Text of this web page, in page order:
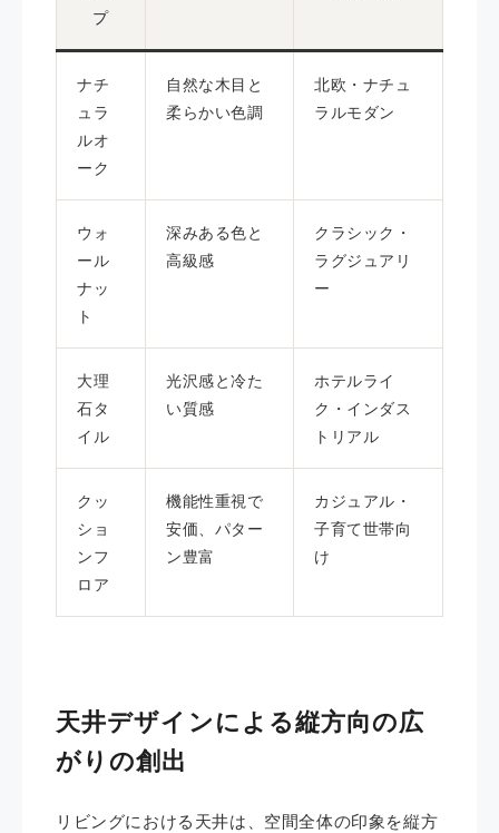
プ
ナチ
ュラ
ルオ
ーク
自然な木目と
柔らかい色調
北欧・ナチュ
ラルモダン
ウォ
ール
ナッ
ト
深みある色と
高級感
クラシック・
ラグジュアリ
ー
大理
石タ
イル
光沢感と冷た
い質感
ホテルライ
ク・インダス
トリアル
クッ
ショ
ンフ
ロア
機能性重視で
安価、パター
ン豊富
カジュアル・
子育て世帯向
け
天井デザインによる縦方向の広
がりの創出
リビングにおける天井は、空間全体の印象を縦方